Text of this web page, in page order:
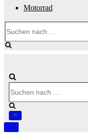
Motorrad
nach …
nach …
Navigation